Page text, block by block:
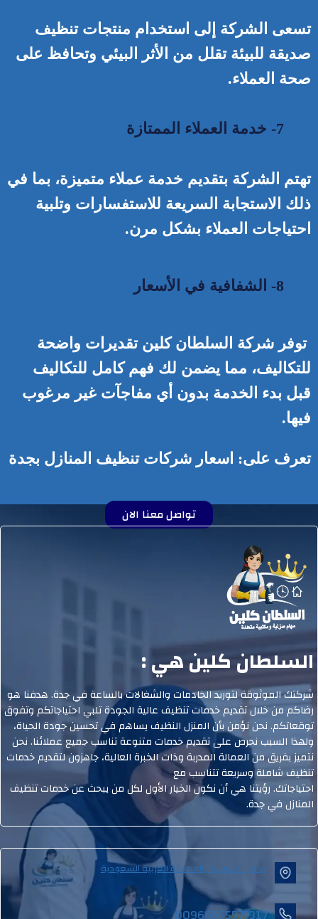
تسعى الشركة إلى استخدام منتجات تنظيف
صديقة للبيئة تقلل من الأثر البيئي وتحافظ على
صحة العملاء.
7- خدمة العملاء الممتازة
تهتم الشركة بتقديم خدمة عملاء متميزة، بما في
ذلك الاستجابة السريعة للاستفسارات وتلبية
احتياجات العملاء بشكل مرن.
8- الشفافية في الأسعار
توفر شركة السلطان كلين تقديرات واضحة
للتكاليف، مما يضمن لك فهم كامل للتكاليف
قبل بدء الخدمة بدون أي مفاجآت غير مرغوب
فيها.
تعرف على: اسعار شركات تنظيف المنازل بجدة
تواصل معنا الان
السلطان كلين هي :
شركتك الموثوقة لتوريد الخادمات والشغالات بالساعة في جدة. هدفنا هو
رضاكم من خلال تقديم خدمات تنظيف عالية الجودة تلبي احتياجاتكم وتفوق
توقعاتكم. نحن نؤمن بأن المنزل النظيف يساهم في تحسين جودة الحياة،
ولهذا السبب نحرص على تقديم خدمات متنوعة تناسب جميع عملائنا. نحن
نتميز بفريق من العمالة المدربة وذات الخبرة العالية، جاهزون لتقديم خدمات
تنظيف شاملة وسريعة تتناسب مع
احتياجاتك. رؤيتنا هي أن نكون الخيار الأول لكل من يبحث عن خدمات تنظيف
المنازل في جدة.
جدة , الفيصلية , المملكة العربية السعودية